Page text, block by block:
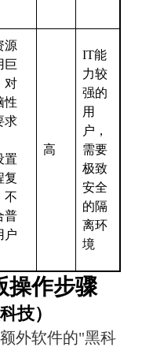
源
巨
对
性
求
置
复
不
普
户
高
IT能
力较
强的
用
户，
需要
极致
安全
的隔
离环
境
操作步骤
技）
外软件的"黑科